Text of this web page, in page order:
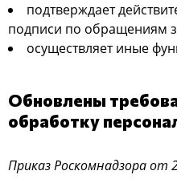
подтверждает
подписи по обращениям
осуществляет иные
Обновлены
обработку
Приказ Роскомнадзора от